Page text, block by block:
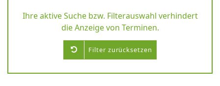
Ihre aktive Suche bzw. Filterauswahl verhindert
die Anzeige von Terminen.
Filter zurücksetzen